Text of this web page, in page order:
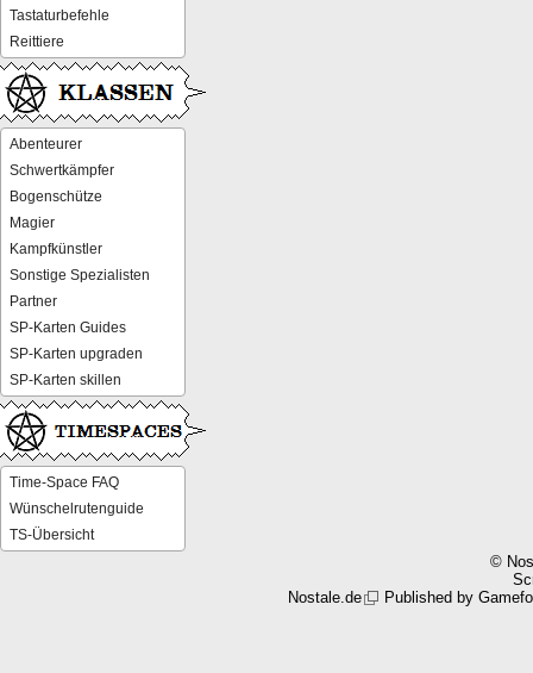
Tastaturbefehle
Reittiere
Abenteurer
Schwertkämpfer
Bogenschütze
Magier
Kampfkünstler
Sonstige Spezialisten
Partner
SP-Karten Guides
SP-Karten upgraden
SP-Karten skillen
Time-Space FAQ
Wünschelrutenguide
TS-Übersicht
©
Nostale.de
Published by